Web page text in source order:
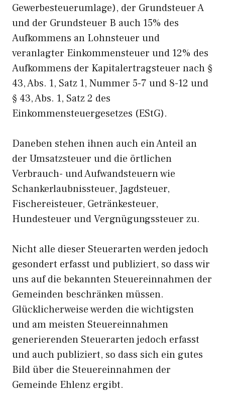
Gewerbesteuerumlage), der Grundsteuer A
und der Grundsteuer B auch 15% des
Aufkommens an Lohnsteuer und
veranlagter Einkommensteuer und 12% des
Aufkommens der Kapitalertragsteuer nach §
43, Abs. 1, Satz 1, Nummer 5-7 und 8-12 und
§ 43, Abs. 1, Satz 2 des
Einkommensteuergesetzes (EStG).
Daneben stehen ihnen auch ein Anteil an
der Umsatzsteuer und die örtlichen
Verbrauch- und Aufwandsteuern wie
Schankerlaubnissteuer, Jagdsteuer,
Fischereisteuer, Getränkesteuer,
Hundesteuer und Vergnügungssteuer zu.
Nicht alle dieser Steuerarten werden jedoch
gesondert erfasst und publiziert, so dass wir
uns auf die bekannten Steuereinnahmen der
Gemeinden beschränken müssen.
Glücklicherweise werden die wichtigsten
und am meisten Steuereinnahmen
generierenden Steuerarten jedoch erfasst
und auch publiziert, so dass sich ein gutes
Bild über die Steuereinnahmen der
Gemeinde Ehlenz ergibt.